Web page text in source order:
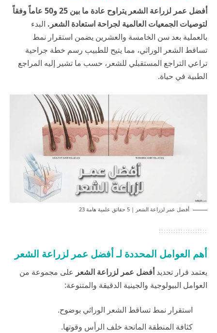
أفضل عمر لزراعة الشعر يتراوح عادة ما بين 25 و50 عاماً وفقاً
لتوصيات الجمعيات العالمية لجراحة استعادة الشعر. البدء
بالعملية بعد سن الخامسة والعشرين يضمن استقرار نمط
تساقط الشعر الوراثي، مما يتيح للطبيب رسم خطة جراحية
تراعي التراجع المستقبلي للشعر، حسب ما تشير إليه المراجع
الطبية في حياة.
أفضل عمر لزراعة الشعر | 5 حقائق علمية هامة 23
أهم العوامل المحددة لـ أفضل عمر لزراعة الشعر
يعتمد قرار تحديدأفضل عمر لزراعة الشعر على مجموعة من
العوامل البيولوجية والجينية الدقيقة والمتنوعة:
استقرار نمط تساقط الشعر الوراثي بوضوح.
كثافة المنطقة المانحة خلف الرأس وقوتها.